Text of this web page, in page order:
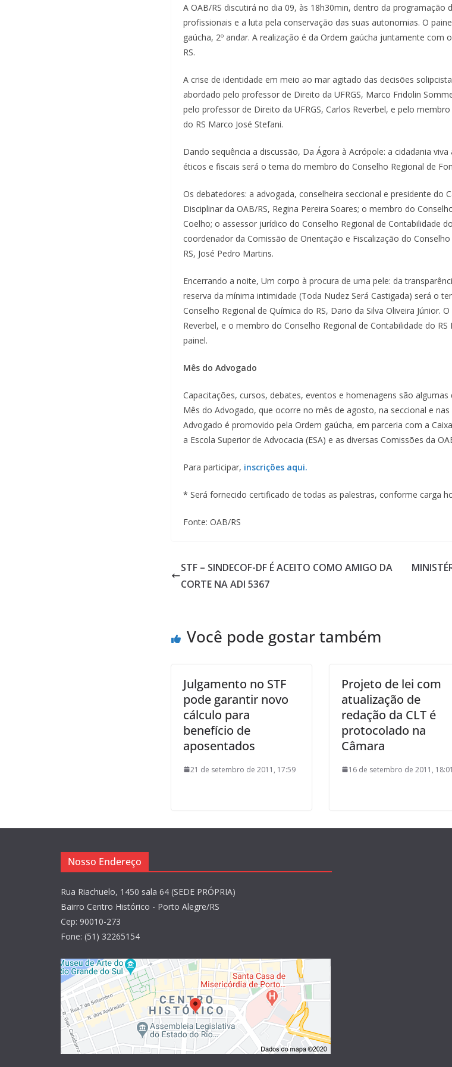
A OAB/RS discutirá no dia 09, às 18h30min, dentro da programação
profissionais e a luta pela conservação das suas autonomias. O
gaúcha, 2º andar. A realização é da Ordem gaúcha juntamente com
RS.
A crise de identidade em meio ao mar agitado das decisões
abordado pelo professor de Direito da UFRGS, Marco Fridolin
pelo professor de Direito da UFRGS, Carlos Reverbel, e pelo
do RS Marco José Stefani.
Dando sequência a discussão, Da Ágora à Acrópole: a cidadania
éticos e fiscais será o tema do membro do Conselho Regional de
Os debatedores: a advogada, conselheira seccional e presidente do
Disciplinar da OAB/RS, Regina Pereira Soares; o membro do
Coelho; o assessor jurídico do Conselho Regional de Contabilidade
coordenador da Comissão de Orientação e Fiscalização do
RS, José Pedro Martins.
Encerrando a noite, Um corpo à procura de uma pele: da
reserva da mínima intimidade (Toda Nudez Será Castigada) será o
Conselho Regional de Química do RS, Dario da Silva Oliveira Júnior.
Reverbel, e o membro do Conselho Regional de Contabilidade do
painel.
Mês do Advogado
Capacitações, cursos, debates, eventos e homenagens são
Mês do Advogado, que ocorre no mês de agosto, na seccional e
Advogado é promovido pela Ordem gaúcha, em parceria com a
a Escola Superior de Advocacia (ESA) e as diversas Comissões da
Para participar, inscrições aqui.
* Será fornecido certificado de todas as palestras, conforme carga
Fonte: OAB/RS
STF – SINDECOF-DF É ACEITO COMO AMIGO DA
CORTE NA ADI 5367
Você pode gostar também
Julgamento no STF
pode garantir novo
cálculo para
benefício de
aposentados
21 de setembro de 2011, 17:59
Projeto de lei com
atualização de
redação da CLT é
protocolado na
Câmara
16 de setembro de 2011, 18:01
Nosso Endereço
Rua Riachuelo, 1450 sala 64 (SEDE PRÓPRIA)
Bairro Centro Histórico - Porto Alegre/RS
Cep: 90010-273
Fone: (51) 32265154